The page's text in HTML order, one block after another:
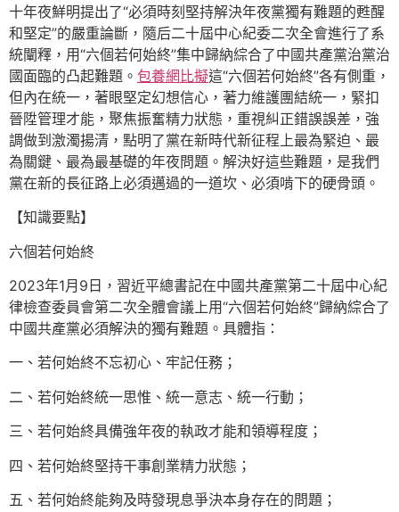
十年夜鮮明提出了“必須時刻堅持解決年夜黨獨有難題的甦醒
和堅定”的嚴重論斷，隨后二十屆中心紀委二次全會進行了系
統闡釋，用“六個若何始終”集中歸納綜合了中國共產黨治黨治
國面臨的凸起難題。 包養網比擬這“六個若何始終”各有側重，
但內在統一，著眼堅定幻想信心，著力維護團結統一，緊扣
晉陞管理才能，聚焦振奮精力狀態，重視糾正錯誤誤差，強
調做到激濁揚清，點明了黨在新時代新征程上最為緊迫、最
為關鍵、最為最基礎的年夜問題。解決好這些難題，是我們
黨在新的長征路上必須邁過的一道坎、必須啃下的硬骨頭。
【知識要點】
六個若何始終
2023年1月9日，習近平總書記在中國共產黨第二十屆中心紀
律檢查委員會第二次全體會議上用“六個若何始終”歸納綜合了
中國共產黨必須解決的獨有難題。具體指：
一、若何始終不忘初心、牢記任務；
二、若何始終統一思惟、統一意志、統一行動；
三、若何始終具備強年夜的執政才能和領導程度；
四、若何始終堅持干事創業精力狀態；
五、若何始終能夠及時發現息爭決本身存在的問題；